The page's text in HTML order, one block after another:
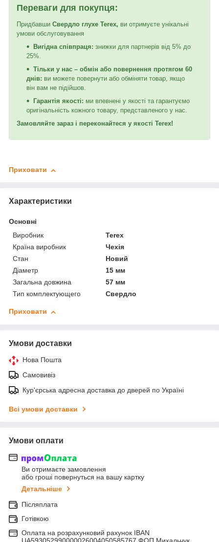
Переваги для покупця:
Придбавши Свердло глухе Terex, ви отримуєте унікальні
умови обслуговування
Вигідна співпраця: знижки для партнерів від 5% до
25%.
Тільки у нас – обмін або повернення протягом 60
днів: ви можете повернути або обміняти товар, якщо
він вам не підійшов.
Гарантія якості: ми впевнені у якості та гарантуємо
оригінальність кожного товару, представленого у нас.
Замовляйте зараз і переконайтеся у якості Terex!
Приховати
Характеристики
Основні
Виробник
Terex
Країна виробник
Чехія
Стан
Новий
Діаметр
15 мм
Загальна довжина
57 мм
Тип комплектующего
Свердло
Приховати
Умови доставки
Нова Пошта
Самовивіз
Кур'єрська адресна доставка до дверей по Україні
Всі умови доставки
Умови оплати
Ви отримаєте замовлення
або гроші повернуться на вашу картку
Детальніше
Післяплата
Готівкою
Оплата на розрахунковий рахунок IBAN